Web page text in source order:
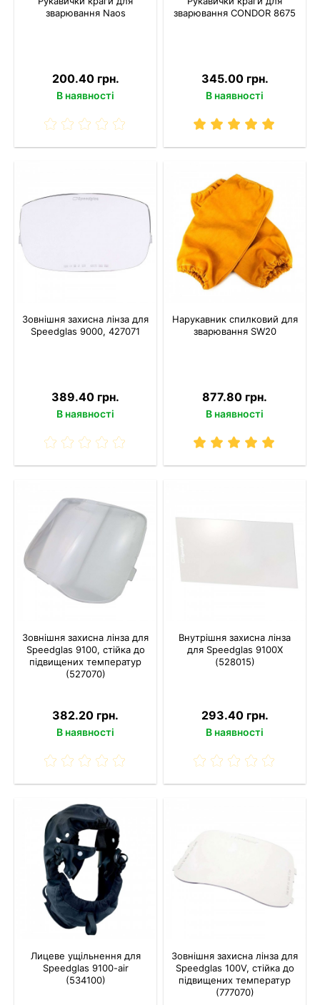
зварювання Naos
200.40 грн.
В наявності
зварювання CONDOR 8675
345.00 грн.
В наявності
Зовнішня захисна лінза для
Speedglas 9000, 427071
389.40 грн.
В наявності
Нарукавник спилковий для
зварювання SW20
877.80 грн.
В наявності
Зовнішня захисна лінза для
Speedglas 9100, стійка до
підвищених температур
(527070)
382.20 грн.
В наявності
Внутрішня захисна лінза
для Speedglas 9100X
(528015)
293.40 грн.
В наявності
Лицеве ущільнення для
Speedglas 9100-air
(534100)
Зовнішня захисна лінза для
Speedglas 100V, стійка до
підвищених температур
(777070)